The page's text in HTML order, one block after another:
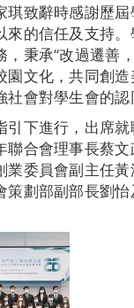
致辭時感謝歷
的信任及支持
秉承“改過遷善
文化，共同創
會對學生會的認
下進行，出席
合會理事長蔡
委員會副主任
策劃部副部長劉